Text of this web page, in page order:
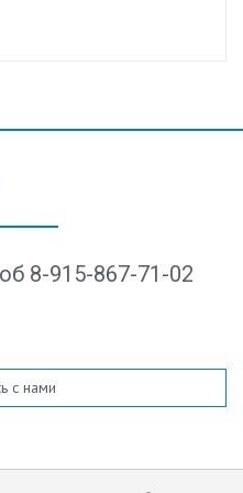
8-915-867-71-02
с нами